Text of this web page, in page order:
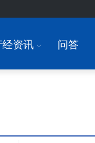
经资讯 I 问答